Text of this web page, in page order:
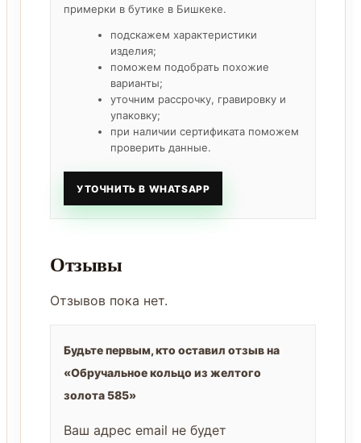
примерки в бутике в Бишкеке.
подскажем характеристики
изделия;
поможем подобрать похожие
варианты;
уточним рассрочку, гравировку и
упаковку;
при наличии сертификата поможем
проверить данные.
УТОЧНИТЬ В WHATSAPP
Отзывы
Отзывов пока нет.
Будьте первым, кто оставил отзыв на
«Обручальное кольцо из желтого
золота 585»
Ваш адрес email не будет